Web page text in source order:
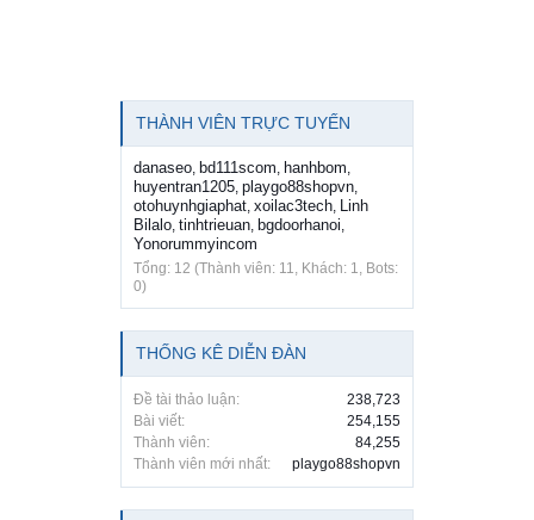
THÀNH VIÊN TRỰC TUYẾN
danaseo bd111scom hanhbom
huyentran1205 playgo88shopvn
otohuynhgiaphat xoilac3tech Linh
Bilalo tinhtrieuan bgdoorhanoi
Yonorummyincom
Tổng: 12 (Thành viên: 11, Khách: 1, Bots:
0)
THỐNG KÊ DIỄN ĐÀN
Đề tài thảo luận:
238,723
Bài viết:
254,155
Thành viên:
84,255
Thành viên mới nhất:
playgo88shopvn